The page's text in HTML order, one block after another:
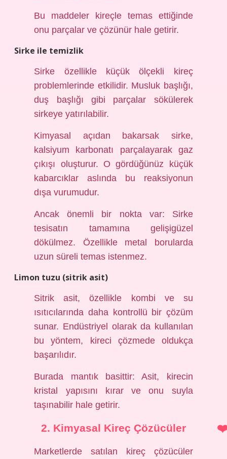
Bu maddeler kireçle temas ettiğinde
onu parçalar ve çözünür hale getirir.
Sirke ile temizlik
Sirke özellikle küçük ölçekli kireç
problemlerinde etkilidir. Musluk başlığı,
duş başlığı gibi parçalar sökülerek
sirkeye yatırılabilir.
Kimyasal açıdan bakarsak sirke,
kalsiyum karbonatı parçalayarak gaz
çıkışı oluşturur. O gördüğünüz küçük
kabarcıklar aslında bu reaksiyonun
dışa vurumudur.
Ancak önemli bir nokta var: Sirke
tesisatın tamamına gelişigüzel
dökülmez. Özellikle metal borularda
uzun süreli temas istenmez.
Limon tuzu (sitrik asit)
Sitrik asit, özellikle kombi ve su
ısıtıcılarında daha kontrollü bir çözüm
sunar. Endüstriyel olarak da kullanılan
bu yöntem, kireci çözmede oldukça
başarılıdır.
Burada mantık basittir: Asit, kirecin
kristal yapısını kırar ve onu suyla
taşınabilir hale getirir.
2. Kimyasal Kireç Çözücüler
Marketlerde satılan kireç çözücüler